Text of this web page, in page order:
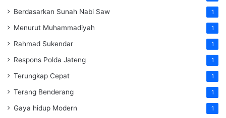
Berdasarkan Sunah Nabi Saw 1
Menurut Muhammadiyah 1
Rahmad Sukendar 1
Respons Polda Jateng 1
Terungkap Cepat 1
Terang Benderang 1
Gaya hidup Modern 1